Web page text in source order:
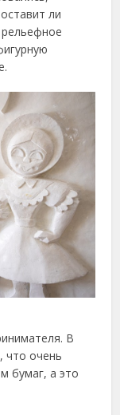
ли
В
что очень
бумаг, а это